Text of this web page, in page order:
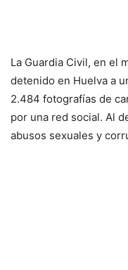
La Guardia Civil, en el
detenido en Huelva a
2.484 fotografías de
por una red social. Al
abusos sexuales y